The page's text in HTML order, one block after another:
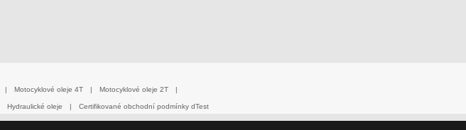
| Motocyklové oleje 4T | Motocyklové oleje 2T |
Hydraulické oleje | Certifikované obchodní podmínky dTest